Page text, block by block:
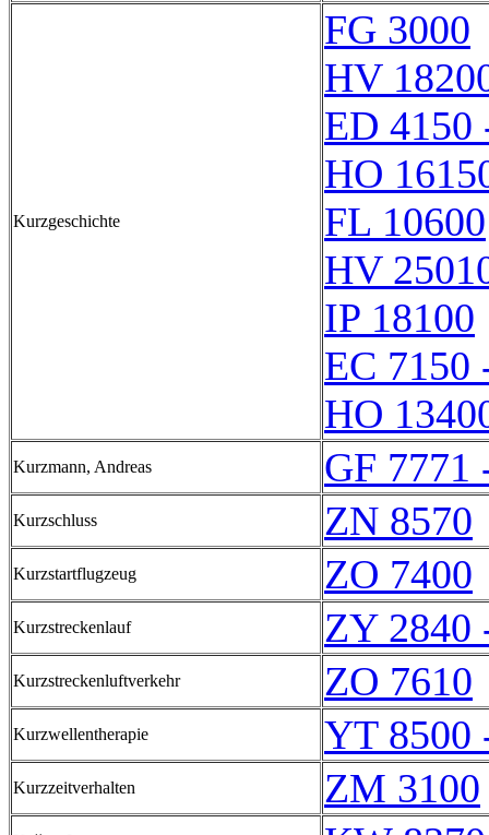
Kurzgeschichte
FG 3000
HV
ED 4150
HO
FL 10600
HV
IP 18100
EC 7150
HO
Kurzmann, Andreas GF 7771
Kurzschluss ZN 8570
Kurzstartflugzeug ZO 7400
Kurzstreckenlauf ZY 2840
Kurzstreckenluftverkehr ZO 7610
Kurzwellentherapie YT 8500
Kurzzeitverhalten ZM 3100